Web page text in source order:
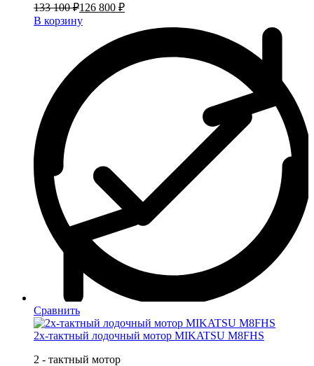
133 100 ₽126 800 ₽
В корзину
Сравнить
2х-тактный лодочный мотор MIKATSU M8FHS
2 - тактный мотор